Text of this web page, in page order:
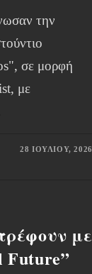
την
σε μορφή
με
28 ΙΟΥΛΊΟΥ, 2026
με
Future”